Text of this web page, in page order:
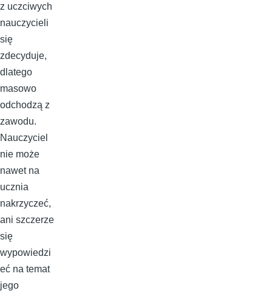
z uczciwych
nauczycieli
się
zdecyduje,
dlatego
masowo
odchodzą z
zawodu.
Nauczyciel
nie może
nawet na
ucznia
nakrzyczeć,
ani szczerze
się
wypowiedzi
eć na temat
jego